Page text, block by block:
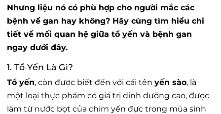
Nhưng liệu nó có phù hợp cho người mắc các
bệnh về gan hay không? Hãy cùng tìm hiểu chi
tiết về mối quan hệ giữa tổ yến và bệnh gan
ngay dưới đây.
1. Tổ Yến Là Gì?
Tổ yến, còn được biết đến với cái tên yến sào, là
một loại thực phẩm có giá trị dinh dưỡng cao, được
làm từ nước bọt của chim yến đực trong mùa sinh